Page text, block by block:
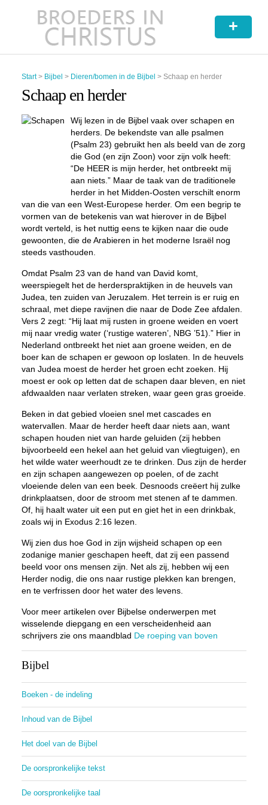
+
Start> Bijbel > Dieren/bomen in de Bijbel > Schaap en herder
Schaap en herder
Wij lezen in de Bijbel vaak over schapen en
herders. De bekendste van alle psalmen
(Psalm 23) gebruikt hen als beeld van de zorg
die God (en zijn Zoon) voor zijn volk heeft:
“De HEER is mijn herder, het ontbreekt mij
aan niets.” Maar de taak van de traditionele
herder in het Midden-Oosten verschilt enorm
van die van een West-Europese herder. Om een begrip te
vormen van de betekenis van wat hierover in de Bijbel
wordt verteld, is het nuttig eens te kijken naar die oude
gewoonten, die de Arabieren in het moderne Israël nog
steeds vasthouden.
Omdat Psalm 23 van de hand van David komt,
weerspiegelt het de herderspraktijken in de heuvels van
Judea, ten zuiden van Jeruzalem. Het terrein is er ruig en
schraal, met diepe ravijnen die naar de Dode Zee afdalen.
Vers 2 zegt: “Hij laat mij rusten in groene weiden en voert
mij naar vredig water (‘rustige wateren’, NBG ’51).” Hier in
Nederland ontbreekt het niet aan groene weiden, en de
boer kan de schapen er gewoon op loslaten. In de heuvels
van Judea moest de herder het groen echt zoeken. Hij
moest er ook op letten dat de schapen daar bleven, en niet
afdwaalden naar verlaten streken, waar geen gras groeide.
Beken in dat gebied vloeien snel met cascades en
watervallen. Maar de herder heeft daar niets aan, want
schapen houden niet van harde geluiden (zij hebben
bijvoorbeeld een hekel aan het geluid van vliegtuigen), en
het wilde water weerhoudt ze te drinken. Dus zijn de herder
en zijn schapen aangewezen op poelen, of de zacht
vloeiende delen van een beek. Desnoods creëert hij zulke
drinkplaatsen, door de stroom met stenen af te dammen.
Of, hij haalt water uit een put en giet het in een drinkbak,
zoals wij in Exodus 2:16 lezen.
Wij zien dus hoe God in zijn wijsheid schapen op een
zodanige manier geschapen heeft, dat zij een passend
beeld voor ons mensen zijn. Net als zij, hebben wij een
Herder nodig, die ons naar rustige plekken kan brengen,
en te verfrissen door het water des levens.
Voor meer artikelen over Bijbelse onderwerpen met
wisselende diepgang en een verscheidenheid aan
schrijvers zie ons maandblad De roeping van boven
Bijbel
Boeken - de indeling
Inhoud van de Bijbel
Het doel van de Bijbel
De oorspronkelijke tekst
De oorspronkelijke taal